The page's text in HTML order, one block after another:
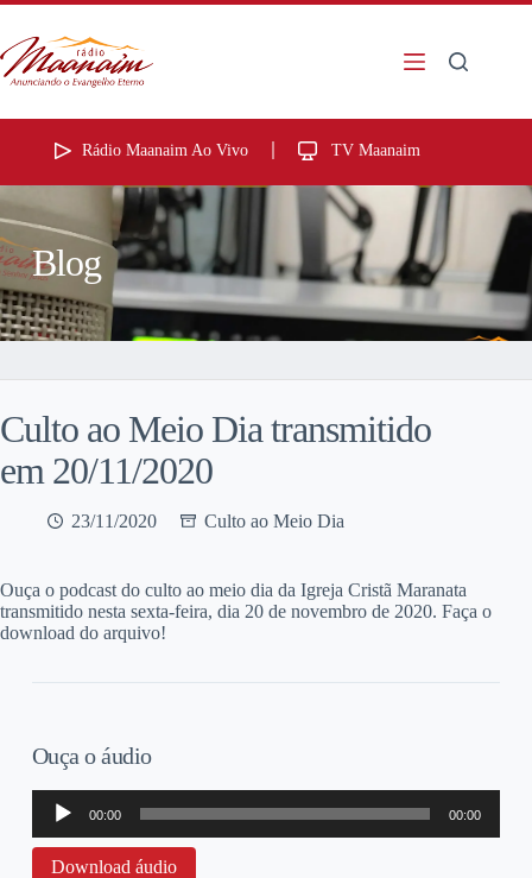
Rádio Maanaim Ao Vivo TV Maanaim
Blog
Culto ao Meio Dia transmitido
em 20/11/2020
23/11/2020 Culto ao Meio Dia
Ouça o podcast do culto ao meio dia da Igreja Cristã Maranata
transmitido nesta sexta-feira, dia 20 de novembro de 2020. Faça o
download do arquivo!
Ouça o áudio
Tocador
áudio
00:00 00:00
Download áudio